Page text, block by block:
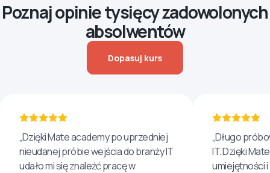
Poznaj opinie tysięcy zadowolonych
absolwentów
Dopasuj kurs
„Dzięki Mate academy po uprzedniej
nieudanej próbie wejścia do branży IT
udało mi się znaleźć pracę w
„Długo
IT. Dzięki
umiejętności